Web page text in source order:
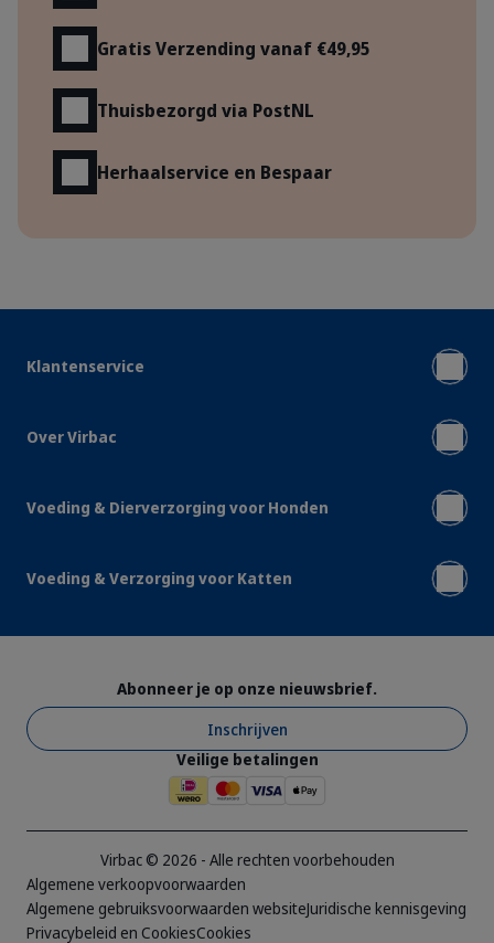
Gratis Verzending vanaf €49,95
Thuisbezorgd via PostNL
Herhaalservice en Bespaar
Klantenservice
Over Virbac
Voeding & Dierverzorging voor Honden
Voeding & Verzorging voor Katten
Virbac © 2026 - Alle rechten voorbehouden
Algemene verkoopvoorwaarden
Algemene gebruiksvoorwaarden websiteJuridische kennisgeving
Privacybeleid en CookiesCookies
Abonneer je op onze nieuwsbrief.
Inschrijven
Veilige betalingen